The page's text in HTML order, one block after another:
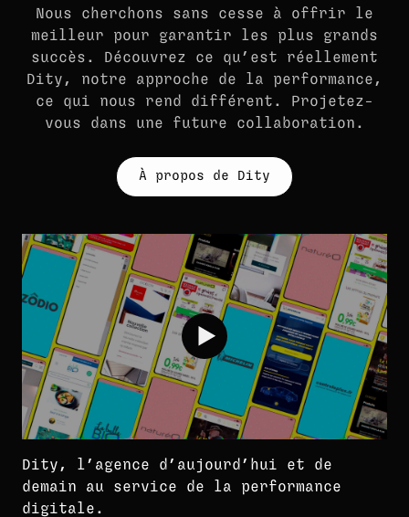
Nous cherchons sans cesse à offrir le
meilleur pour garantir les plus grands
succès. Découvrez ce qu’est réellement
Dity, notre approche de la performance,
ce qui nous rend différent. Projetez-
vous dans une future collaboration.
À propos de Dity
Dity, l’agence d’aujourd’hui et de
demain au service de la performance
digitale.